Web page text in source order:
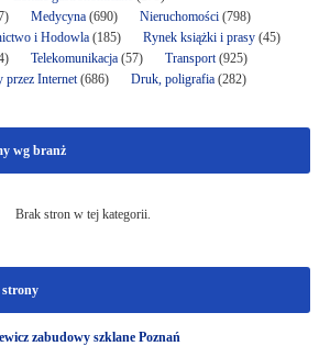
Medycyna(690) Nieruchomości(798)
i Hodowla(185) Rynek książki i prasy(45)
Telekomunikacja(57) Transport(925)
przez Internet(686) Druk, poligrafia(282)
wg branż
Brak stron w tej kategorii.
strony
zabudowy szklane Poznań